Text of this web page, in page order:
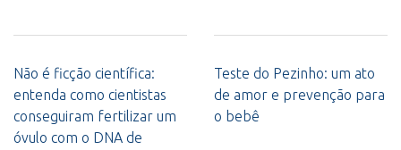
Não é ficção científica:
entenda como cientistas
conseguiram fertilizar um
óvulo com o DNA de
Teste do Pezinho: um ato
de amor e prevenção para
o bebê